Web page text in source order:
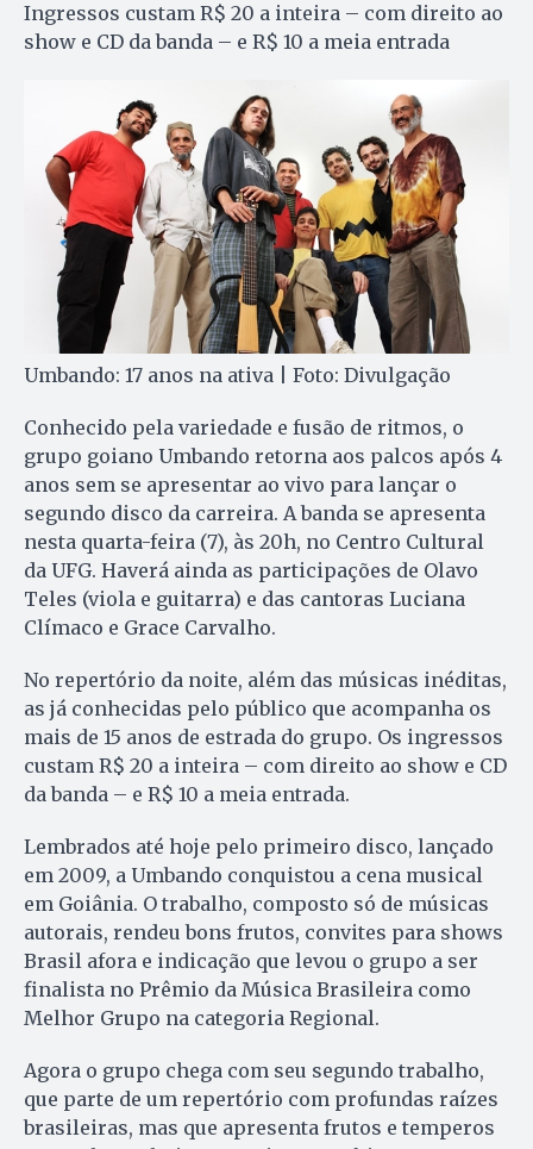
Ingressos custam R$ 20 a inteira – com direito ao
show e CD da banda – e R$ 10 a meia entrada
Umbando: 17 anos na ativa | Foto: Divulgação
Conhecido pela variedade e fusão de ritmos, o
grupo goiano Umbando retorna aos palcos após 4
anos sem se apresentar ao vivo para lançar o
segundo disco da carreira. A banda se apresenta
nesta quarta-feira (7), às 20h, no Centro Cultural
da UFG. Haverá ainda as participações de Olavo
Teles (viola e guitarra) e das cantoras Luciana
Clímaco e Grace Carvalho.
No repertório da noite, além das músicas inéditas,
as já conhecidas pelo público que acompanha os
mais de 15 anos de estrada do grupo. Os ingressos
custam R$ 20 a inteira – com direito ao show e CD
da banda – e R$ 10 a meia entrada.
Lembrados até hoje pelo primeiro disco, lançado
em 2009, a Umbando conquistou a cena musical
em Goiânia. O trabalho, composto só de músicas
autorais, rendeu bons frutos, convites para shows
Brasil afora e indicação que levou o grupo a ser
finalista no Prêmio da Música Brasileira como
Melhor Grupo na categoria Regional.
Agora o grupo chega com seu segundo trabalho,
que parte de um repertório com profundas raízes
brasileiras, mas que apresenta frutos e temperos